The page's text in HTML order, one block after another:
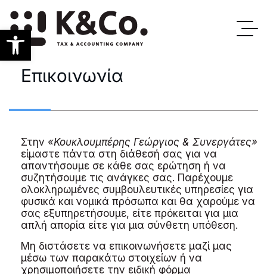
Ανοίξτε τη γραμμή εργαλείων
Επικοινωνία
Στην «Κουκλουμπέρης Γεώργιος & Συνεργάτες»
είμαστε πάντα στη διάθεσή σας για να
απαντήσουμε σε κάθε σας ερώτηση ή να
συζητήσουμε τις ανάγκες σας. Παρέχουμε
ολοκληρωμένες συμβουλευτικές υπηρεσίες για
φυσικά και νομικά πρόσωπα και θα χαρούμε να
σας εξυπηρετήσουμε, είτε πρόκειται για μια
απλή απορία είτε για μια σύνθετη υπόθεση.
Μη διστάσετε να επικοινωνήσετε μαζί μας
μέσω των παρακάτω στοιχείων ή να
χρησιμοποιήσετε την ειδική φόρμα